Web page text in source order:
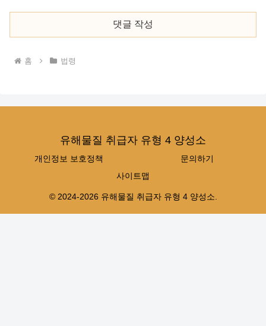
댓글 작성
홈 법령
유해물질 취급자 유형 4 양성소
개인정보 보호정책
문의하기
사이트맵
© 2024-2026 유해물질 취급자 유형 4 양성소.